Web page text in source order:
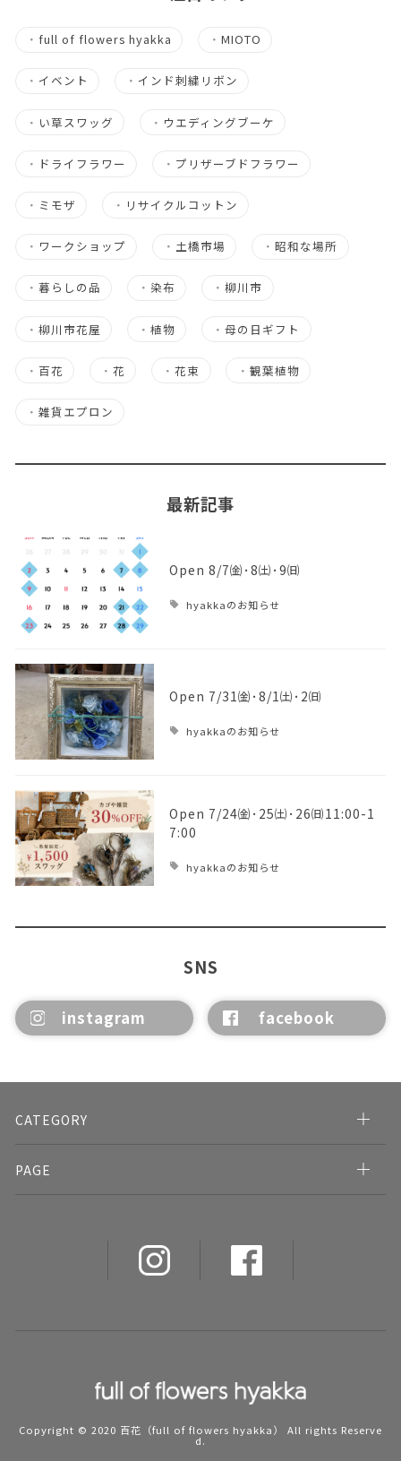
・ full of flowers hyakka ・MIOTO
・ イベント ・ インド刺繍リボン
・ い草スワッグ ・ ウエディングブーケ
・ ドライフラワー ・ プリザーブドフラワー
・ ミモザ ・ リサイクルコットン
・ ワークショップ ・ 土橋市場 ・昭和な場所
・ 暮らしの品 ・ 染布 ・柳川市
・ 柳川市花屋 ・植物 ・母の日ギフト
・ 百花 ・花 ・花束 ・ 観葉植物
・ 雑貨エプロン
最新記事
Open 8/7㈮･8㈯･9㈰
hyakkaのお知らせ
Open 7/31㈮･8/1㈯･2㈰
hyakkaのお知らせ
Open 7/24㈮･25㈯･26㈰11:00-1
7:00
hyakkaのお知らせ
SNS
instagram facebook
CATEGORY
PAGE
Copyright © 2020 百花（full of flowers hyakka） All rights Reserve
d.